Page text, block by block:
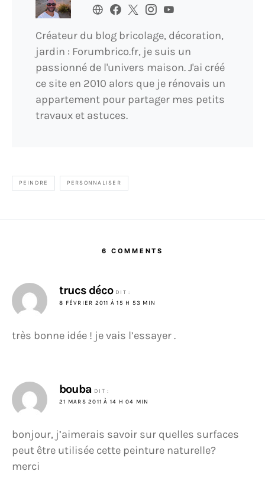
Créateur du blog bricolage, décoration,
jardin : Forumbrico.fr, je suis un
passionné de l'univers maison. J'ai créé
ce site en 2010 alors que je rénovais un
appartement pour partager mes petits
travaux et astuces.
PEINDRE PERSONNALISER
6 COMMENTS
trucs déco DIT :
8 FÉVRIER 2011 À 15 H 53 MIN
très bonne idée ! je vais l’essayer .
bouba DIT :
21 MARS 2011 À 14 H 04 MIN
bonjour, j’aimerais savoir sur quelles surfaces
peut être utilisée cette peinture naturelle?
merci